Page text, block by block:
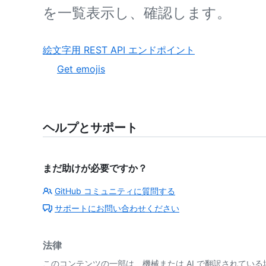
を一覧表示し、確認します。
絵文字用 REST API エンドポイント
Get emojis
ヘルプとサポート
まだ助けが必要ですか？
GitHub コミュニティに質問する
サポートにお問い合わせください
法律
このコンテンツの一部は、機械または AI で翻訳されている